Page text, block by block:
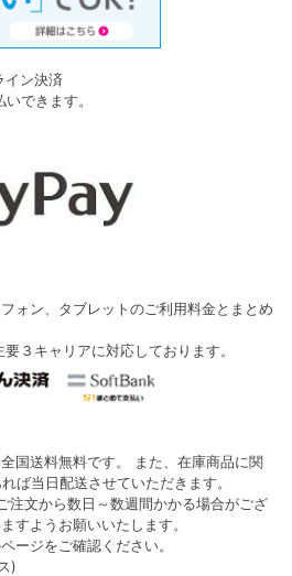
イン決済
できます。
ォン、タブレットのご利用料金とまとめ
３キャリアに対応しております。
国送料無料です。 また、在庫商品に関
ば当日配送させていただきます。
注文から数日～数週間かかる場合がござ
すようお願いいたします。
ージをご確認ください。
)